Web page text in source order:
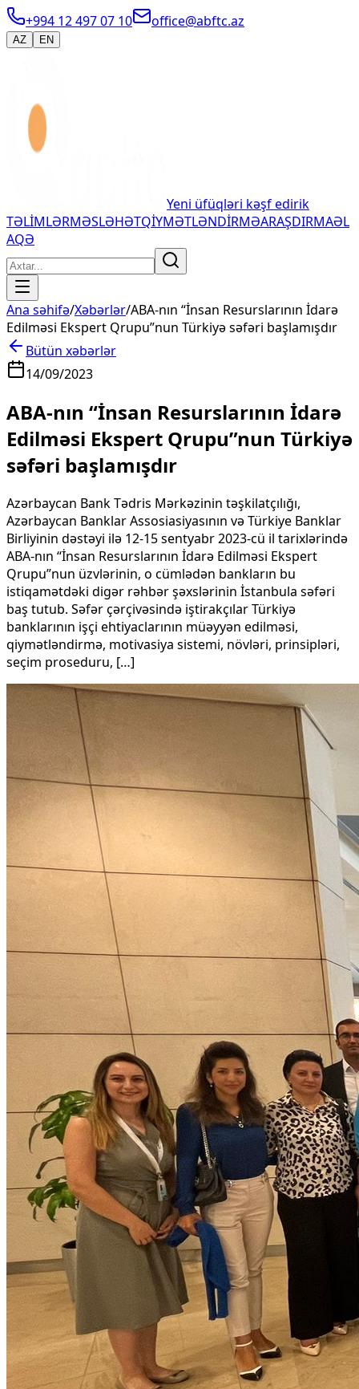
+994 12 497 07 10 office@abftc.az
AZ EN
Yeni üfüqləri kəşf edirik
TƏLİMLƏRMƏSLƏHƏTQİYMƏTLƏNDİRMƏARAŞDIRMAƏL
AQƏ
Ana səhifə/Xəbərlər/ABA-nın “İnsan Resurslarının İdarə
Edilməsi Ekspert Qrupu”nun Türkiyə səfəri başlamışdır
Bütün xəbərlər
14/09/2023
ABA-nın “İnsan Resurslarının İdarə
Edilməsi Ekspert Qrupu”nun Türkiyə
səfəri başlamışdır
Azərbaycan Bank Tədris Mərkəzinin təşkilatçılığı,
Azərbaycan Banklar Assosiasiyasının və Türkiye Banklar
Birliyinin dəstəyi ilə 12-15 sentyabr 2023-cü il tarixlərində
ABA-nın “İnsan Resurslarının İdarə Edilməsi Ekspert
Qrupu”nun üzvlərinin, o cümlədən bankların bu
istiqamətdəki digər rəhbər şəxslərinin İstanbula səfəri
baş tutub. Səfər çərçivəsində iştirakçılar Türkiyə
banklarının işçi ehtiyaclarının müəyyən edilməsi,
qiymətləndirmə, motivasiya sistemi, növləri, prinsipləri,
seçim proseduru, […]